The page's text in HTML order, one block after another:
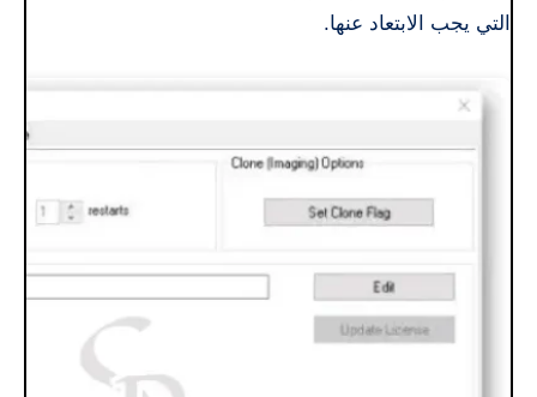
التي يجب الابتعاد عنها.